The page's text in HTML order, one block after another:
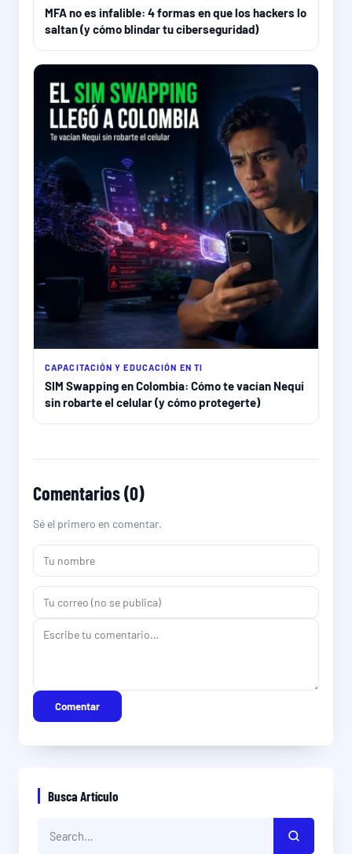
MFA no es infalible: 4 formas en que los hackers lo
saltan (y cómo blindar tu ciberseguridad)
CAPACITACIÓN Y EDUCACIÓN EN TI
SIM Swapping en Colombia: Cómo te vacían Nequi
sin robarte el celular (y cómo protegerte)
Comentarios (0)
Sé el primero en comentar.
Comentar
Busca Artículo